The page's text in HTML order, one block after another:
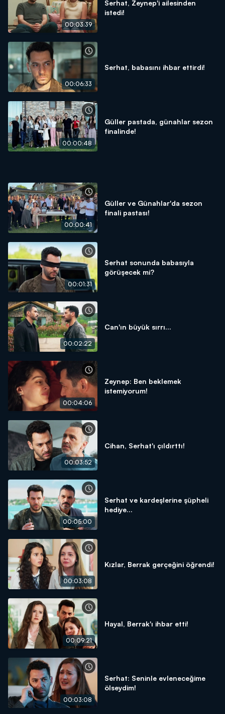
00:03:39
Serhat, Zeynep'i ailesinden
istedi!
00:06:33
Serhat, babasını ihbar ettirdi!
00:00:48
Güller pastada, günahlar sezon
finalinde!
00:00:41
Güller ve Günahlar'da sezon
finali pastası!
00:01:31
Serhat sonunda babasıyla
görüşecek mi?
00:02:22
Can'ın büyük sırrı...
00:04:06
Zeynep: Ben beklemek
istemiyorum!
00:03:52
Cihan, Serhat'ı çıldırttı!
00:05:00
Serhat ve kardeşlerine şüpheli
hediye...
00:03:08
Kızlar, Berrak gerçeğini öğrendi!
00:09:21
Hayal, Berrak'ı ihbar etti!
00:03:08
Serhat: Seninle evleneceğime
ölseydim!